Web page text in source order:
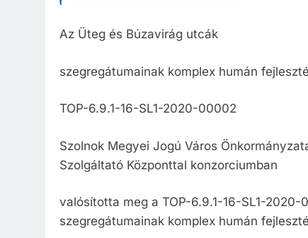
Az Üteg és Búzavirág utcák
szegregátumainak komplex humán
TOP-6.9.1-16-SL1-2020-00002
Szolnok Megyei Jogú Város
Szolgáltató Központtal konzorciumban
valósította meg a TOP-6.9.1-16-SL1-
szegregátumainak komplex humán